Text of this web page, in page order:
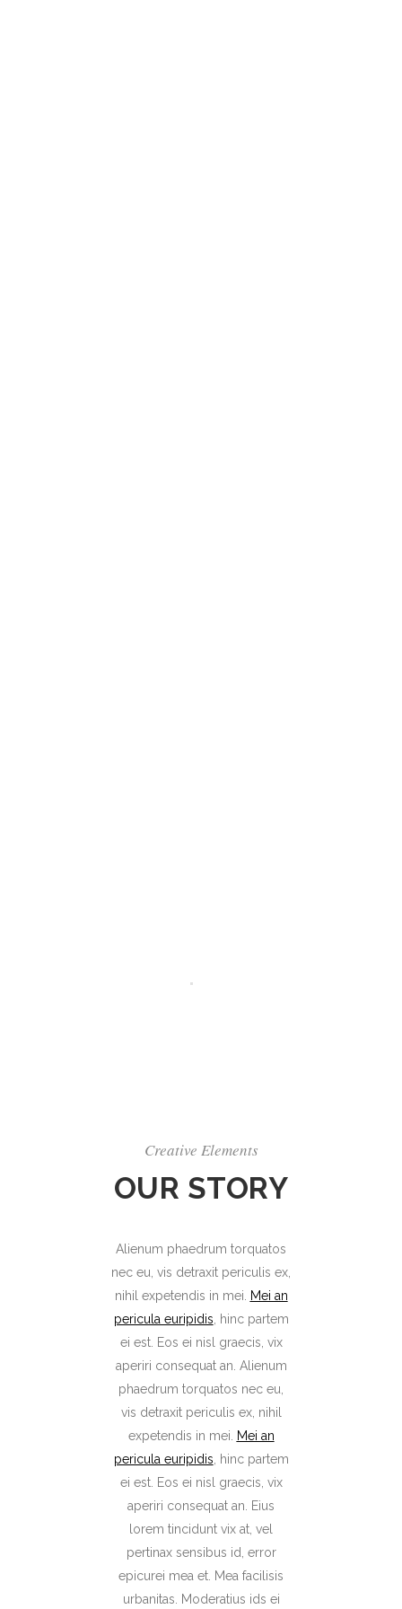
Creative Elements
OUR STORY
Alienum phaedrum torquatos
nec eu, vis detraxit periculis ex,
nihil expetendis in mei.
Mei an
pericula euripidis , hinc partem
ei est. Eos ei nisl graecis, vix
aperiri consequat an. Alienum
phaedrum torquatos nec eu,
vis detraxit periculis ex, nihil
expetendis in mei.
Mei an
pericula euripidis , hinc partem
ei est. Eos ei nisl graecis, vix
aperiri consequat an. Eius
lorem tincidunt vix at, vel
pertinax sensibus id, error
epicurei mea et. Mea facilisis
urbanitas. Moderatius ids ei